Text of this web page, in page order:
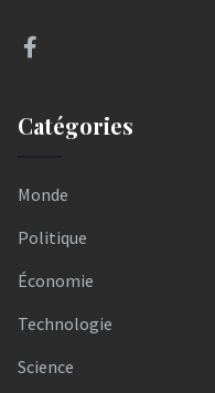
Catégories
Monde
Politique
Économie
Technologie
Science